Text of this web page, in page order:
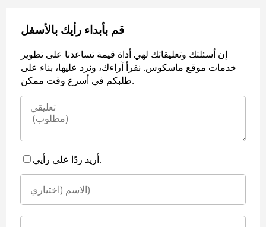
قم بأبداء رأيك بالأسفل
إن أسئلتك وتعليقاتك لهي أداة قيمة تساعدنا على تطوير
خدمات موقع ماسكوس. نقرأ آراءك، ونرد عليها، بناء على
طلبكم في أسرع وقت ممكن.
أريد ردًا على رأيي.